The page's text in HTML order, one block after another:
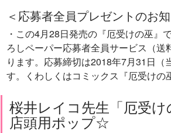
＜応募者全員プレゼントのお
・この4月28日発売の『厄受けの巫』
ろしペーパー応募者全員サービス（送
ります。応募締切は2018年7月31日（
す。くわしくはコミックス『厄受け
桜井レイコ先生「厄受け
店頭用ポップ☆